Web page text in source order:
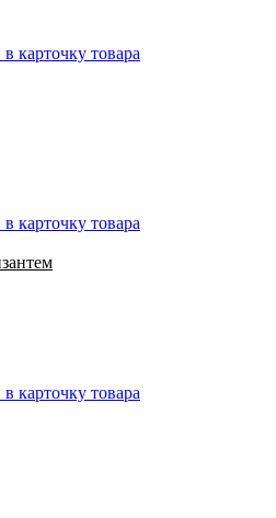
карточку товара
карточку товара
карточку товара